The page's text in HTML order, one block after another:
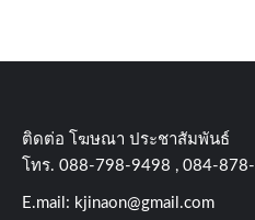
ติดต่อ​ โฆษณา​ ประชาสัมพันธ์
โทร​. 088-798-9498 , 084-
E.mail: kjinaon@gmail.com